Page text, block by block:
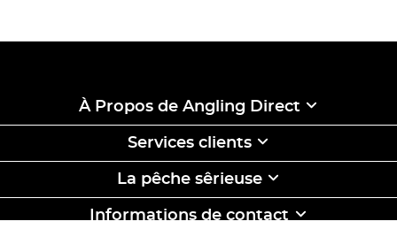
À Propos de Angling Direct
Services clients
La pêche sêrieuse
Informations de contact